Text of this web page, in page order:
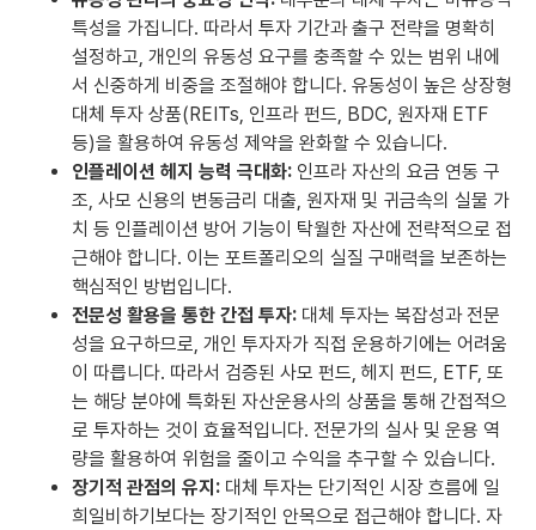
특성을 가집니다. 따라서 투자 기간과 출구 전략을 명확히
설정하고, 개인의 유동성 요구를 충족할 수 있는 범위 내에
서 신중하게 비중을 조절해야 합니다. 유동성이 높은 상장형
대체 투자 상품(REITs, 인프라 펀드, BDC, 원자재 ETF
등)을 활용하여 유동성 제약을 완화할 수 있습니다.
인플레이션 헤지 능력 극대화: 인프라 자산의 요금 연동 구
조, 사모 신용의 변동금리 대출, 원자재 및 귀금속의 실물 가
치 등 인플레이션 방어 기능이 탁월한 자산에 전략적으로 접
근해야 합니다. 이는 포트폴리오의 실질 구매력을 보존하는
핵심적인 방법입니다.
전문성 활용을 통한 간접 투자: 대체 투자는 복잡성과 전문
성을 요구하므로, 개인 투자자가 직접 운용하기에는 어려움
이 따릅니다. 따라서 검증된 사모 펀드, 헤지 펀드, ETF, 또
는 해당 분야에 특화된 자산운용사의 상품을 통해 간접적으
로 투자하는 것이 효율적입니다. 전문가의 실사 및 운용 역
량을 활용하여 위험을 줄이고 수익을 추구할 수 있습니다.
장기적 관점의 유지: 대체 투자는 단기적인 시장 흐름에 일
희일비하기보다는 장기적인 안목으로 접근해야 합니다. 자